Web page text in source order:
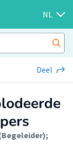
NL
Deel
;